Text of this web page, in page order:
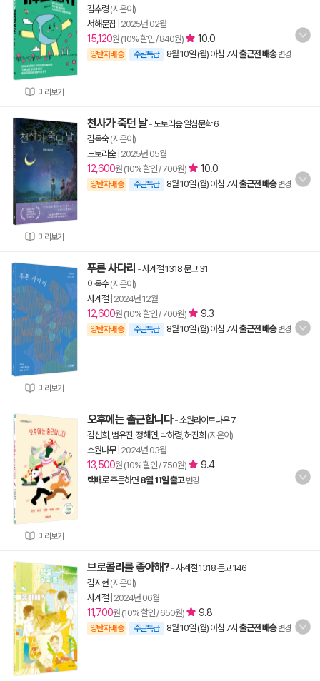
미리보기
김추령(지은이)
서해문집 2025년 02월
15,120원 (10% 할인 / 840원) 10.0
양탄자배송 주말특급 8월 10일 (월) 아침 7시 출근전 배송 변경
미리보기
천사가 죽던 날-도토리숲 알심문학 6
김옥숙(지은이)
도토리숲| 2025년 05월
12,600원 (10% 할인 / 700원) 10.0
양탄자배송 주말특급 8월 10일 (월) 아침 7시 출근전 배송 변경
미리보기
푸른 사다리 -사계절 1318 문고 31
이옥수(지은이)
사계절 2024년 12월
12,600원 (10% 할인 / 700원) 9.3
양탄자배송 주말특급 8월 10일 (월) 아침 7시 출근전 배송 변경
미리보기
오후에는 출근합니다-소원라이트나우 7
김선희 범유진 정해연, 박하령, 허진희 (지은이)
소원나무| 2024년 03월
13,500원 (10% 할인 / 750원) 9.4
택배로 주문하면 8월 11일 출고 변경
브로콜리를 좋아해? -사계절 1318 문고 146
김지현 (지은이)
사계절 2024년 06월
11,700원 (10% 할인 / 650원) 9.8
양탄자배송 주말특급 8월 10일 (월) 아침 7시 출근전 배송 변경